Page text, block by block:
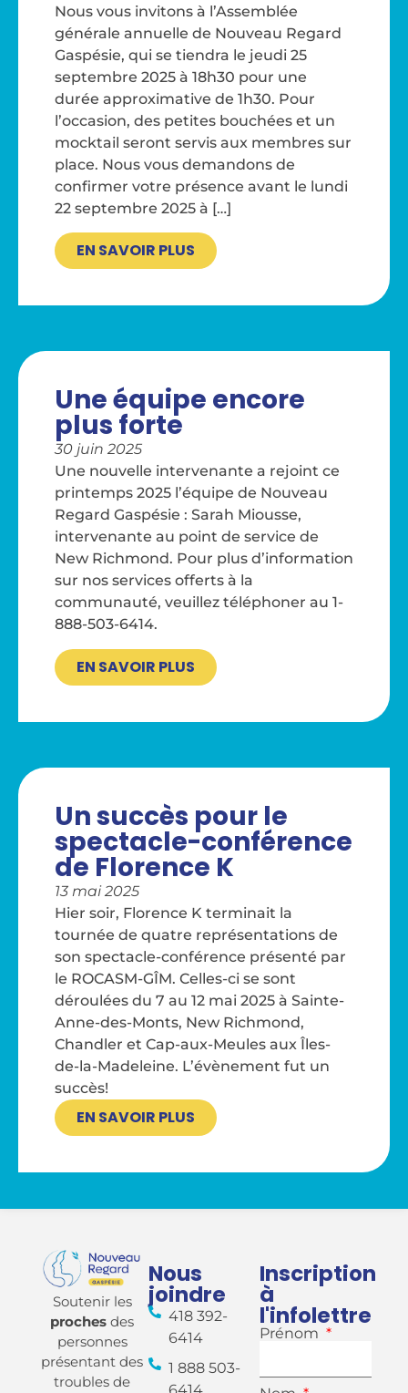
Nous vous invitons à l’Assemblée
générale annuelle de Nouveau Regard
Gaspésie, qui se tiendra le jeudi 25
septembre 2025 à 18h30 pour une
durée approximative de 1h30. Pour
l’occasion, des petites bouchées et un
mocktail seront servis aux membres sur
place. Nous vous demandons de
confirmer votre présence avant le lundi
22 septembre 2025 à […]
EN SAVOIR PLUS
Une équipe encore
plus forte
30 juin 2025
Une nouvelle intervenante a rejoint ce
printemps 2025 l’équipe de Nouveau
Regard Gaspésie : Sarah Miousse,
intervenante au point de service de
New Richmond. Pour plus d’information
sur nos services offerts à la
communauté, veuillez téléphoner au 1-
888-503-6414.
EN SAVOIR PLUS
Un succès pour le
spectacle-conférence
de Florence K
13 mai 2025
Hier soir, Florence K terminait la
tournée de quatre représentations de
son spectacle-conférence présenté par
le ROCASM-GÎM. Celles-ci se sont
déroulées du 7 au 12 mai 2025 à Sainte-
Anne-des-Monts, New Richmond,
Chandler et Cap-aux-Meules aux Îles-
de-la-Madeleine. L’évènement fut un
succès!
EN SAVOIR PLUS
Soutenir les
prochesdes
personnes
présentant des
troubles de
Nous
joindre
418 392-
6414
1 888 503-
Inscription
à
l'infolettre
Prénom